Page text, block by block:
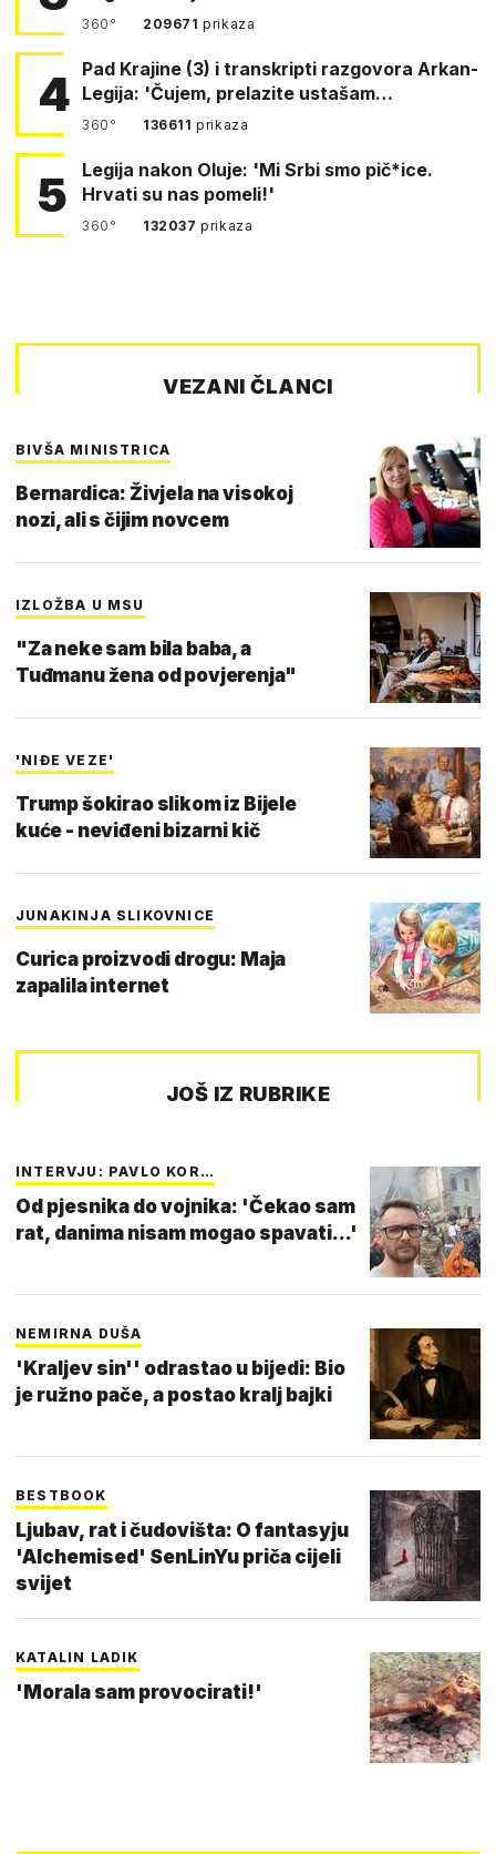
360° 209671prikaza
4 Pad Krajine (3) i transkripti razgovora Arkan-
Legija: 'Čujem, prelazite ustašam…
360° 136611prikaza
5
Legija nakon Oluje: 'Mi Srbi smo pič*ice.
Hrvati su nas pomeli!'
360° 132037prikaza
VEZANI ČLANCI
BIVŠA MINISTRICA
Bernardica: Živjela na visokoj
nozi, ali s čijim novcem
IZLOŽBA U MSU
"Za neke sam bila baba, a
Tuđmanu žena od povjerenja"
'NIĐE VEZE'
Trump šokirao slikom iz Bijele
kuće - neviđeni bizarni kič
JUNAKINJA SLIKOVNICE
Curica proizvodi drogu: Maja
zapalila internet
JOŠ IZ RUBRIKE
INTERVJU: PAVLO KOR…
Od pjesnika do vojnika: 'Čekao sam
rat, danima nisam mogao spavati...'
NEMIRNA DUŠA
'Kraljev sin'' odrastao u bijedi: Bio
je ružno pače, a postao kralj bajki
BESTBOOK
Ljubav, rat i čudovišta: O fantasyju
'Alchemised' SenLinYu priča cijeli
svijet
KATALIN LADIK
'Morala sam provocirati!'